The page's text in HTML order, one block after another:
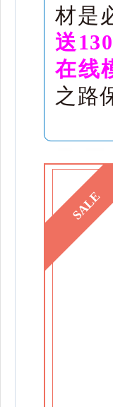
材是
送
在线
之路
SALE